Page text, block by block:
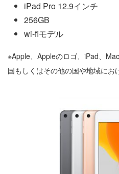
iPad Pro 12.9インチ
256GB
wi-fiモデル
※Apple、Appleのロゴ、iPad、
国もしくはその他の国や地域にお